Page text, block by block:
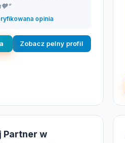
opinia
Zobacz pelny profil
Partner w